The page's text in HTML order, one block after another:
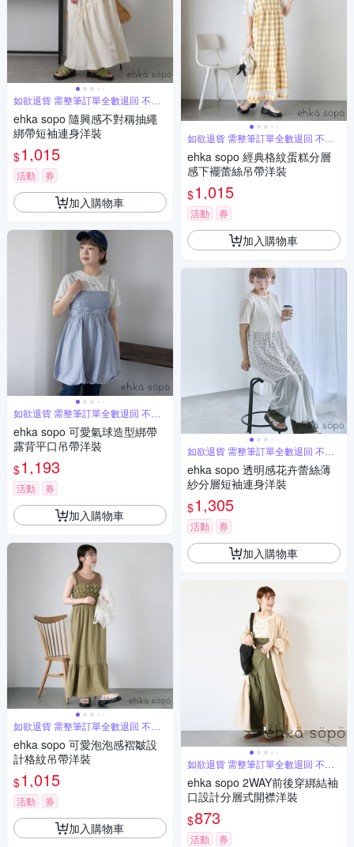
如欲退貨 需整筆訂單全數退回 不能
單退
ehka sopo 隨興感不對稱抽繩
綁帶短袖連身洋裝
$1,015
活動 券
加入購物車
如欲退貨 需整筆訂單全數退回 不能
單退
ehka sopo 可愛氣球造型綁帶
露背平口吊帶洋裝
$1,193
活動 券
加入購物車
如欲退貨 需整筆訂單全數退回 不能
單退
ehka sopo 可愛泡泡感褶皺設
計格紋吊帶洋裝
$1,015
活動 券
加入購物車
如欲退貨 需整筆訂單全數退回 不能
單退
ehka sopo 經典格紋蛋糕分層
感下襬蕾絲吊帶洋裝
$1,015
活動 券
加入購物車
如欲退貨 需整筆訂單全數退回 不能
單退
ehka sopo 透明感花卉蕾絲薄
紗分層短袖連身洋裝
$1,305
活動 券
加入購物車
如欲退貨 需整筆訂單全數退回 不能
單退
ehka sopo 2WAY前後穿綁結袖
口設計分層式開襟洋裝
$873
活動 券